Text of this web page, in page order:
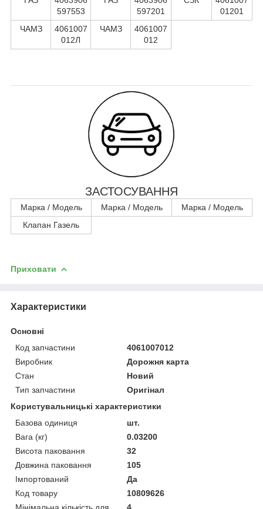
597553
597201
01201
ЧАМЗ
4061007
012Л
ЧАМЗ
4061007
012
ЗАСТОСУВАННЯ
Марка / Модель Марка / Модель
Марка / Модель
Клапан Газель
Приховати
Характеристики
Основні
Код запчастини
4061007012
Виробник
Дорожня карта
Стан
Новий
Тип запчастини
Оригінал
Користувальницькі характеристики
Базова одиниця
шт.
Вага (кг)
0.03200
Висота паковання
32
Довжина паковання
105
Імпортований
Да
Код товару
10809626
Мінімальна кількість для
4